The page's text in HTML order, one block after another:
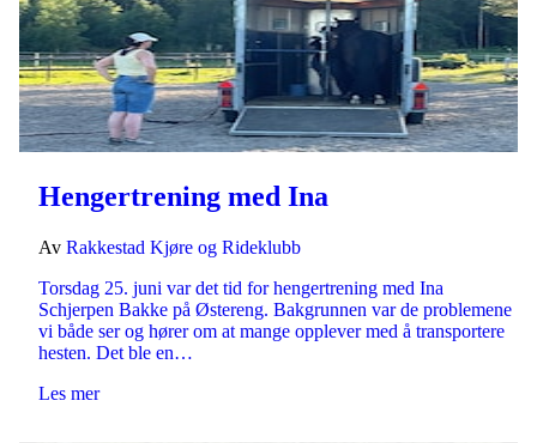
Hengertrening med Ina
Av Rakkestad Kjøre og Rideklubb
Torsdag 25. juni var det tid for hengertrening med Ina
Schjerpen Bakke på Østereng. Bakgrunnen var de problemene
vi både ser og hører om at mange opplever med å transportere
hesten. Det ble en…
Les mer